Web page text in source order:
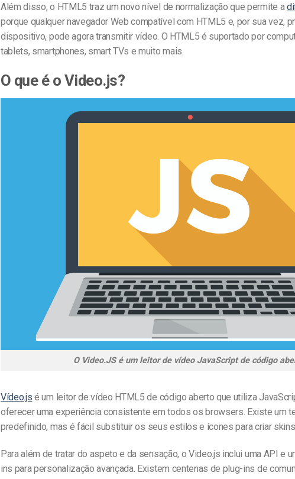
Além disso, o HTML5 traz um novo nível de normalização que permite a
porque qualquer navegador Web compatível com HTML5 e, por sua vez,
dispositivo, pode agora transmitir vídeo. O HTML5 é suportado por
tablets, smartphones, smart TVs e muito mais.
O que é o Video.js?
O Video.JS é um leitor de vídeo JavaScript de código
Vídeo.js é um leitor de vídeo HTML5 de código aberto que utiliza
oferecer uma experiência consistente em todos os browsers. Existe um
predefinido, mas é fácil substituir os seus estilos e ícones para criar
Para além de tratar do aspeto e da sensação, o Video.js inclui uma API e
ins para personalização avançada. Existem centenas de plug-ins de